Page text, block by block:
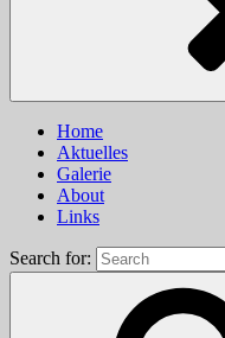
Home
Aktuelles
Galerie
About
Links
Search for: